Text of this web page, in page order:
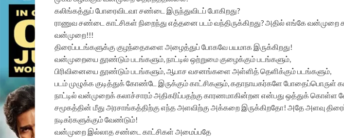
கலிங்கத்துப் போரைவிடவா சண்டை இருந்துவிடப் போகிறது?
ராணுவ சண்டை காட்சிகள் நிறைந்து எத்தனை படம் வந்திருக்கிறது? அதில் எங்கே
வன்முறை!!!
திரைப்படங்களுக்கு குழந்தைகளை அழைத்துப் போகவே பயமாக இருக்கிறது!
வன்முறையை தூண்டும் படங்களும், நாட்டில் ஒற்றுமை குழைக்கும் படங்களும்,
பிரிவினையை தூண்டும் படங்களும், ஆபாச வசனங்களை அள்ளித் தெளிக்கும் படங்களும்,
படம் முழுக்க குடித்துக் கோண்டே இருக்கும் காட்சிகளும், கதாநாயகர்களே போதைப்பொருள்
நாட்டில் வன்முறைக் கலாச்சாரம் அதிகரிப்பதற்கு காரணமாகின்றன என்பது ஒத்துக்
சமூகத்தின் மீது அரசாங்கத்திற்கு எந்த அளவிற்கு அக்கறை இருக்கிறதோ! அதே அளவு
நடிகர்களுக்கும் வேண்டும்!
வன்முறை இல்லாத சண்டை காட்சிகள் அமைப்பதே